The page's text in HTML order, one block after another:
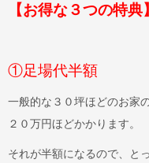
【お得な３つの特典】
①足場代半額
一般的な３０坪ほどのお家
２０万円ほどかかります。
それが半額になるので、と